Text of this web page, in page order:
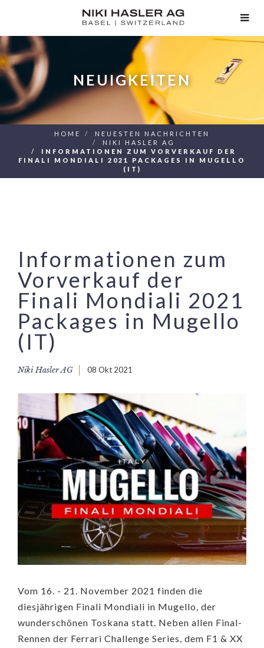
NEUIGKEITEN
HOME
NEUESTEN NACHRICHTEN
NIKI HASLER AG
INFORMATIONEN ZUM VORVERKAUF DER
FINALI MONDIALI 2021 PACKAGES IN MUGELLO
(IT)
Informationen zum
Vorverkauf der
Finali Mondiali 2021
Packages in Mugello
(IT)
Niki Hasler AG 08 Okt 2021
Vom 16. - 21. November 2021 finden die
diesjährigen Finali Mondiali in Mugello, der
wunderschönen Toskana statt. Neben allen Final-
Rennen der Ferrari Challenge Series, dem F1 & XX